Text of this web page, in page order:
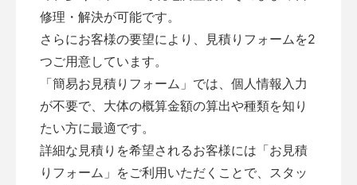
修理・解決が可能です。
さらにお客様の要望により、見積りフォームを2
つご用意しています。
「簡易お見積りフォーム 」では、個人情報入力
が不要で、大体の概算金額の算出や種類を知り
たい方に最適です。
詳細な見積りを希望されるお客様には「お見積
りフォーム 」をご利用いただくことで、スタッ